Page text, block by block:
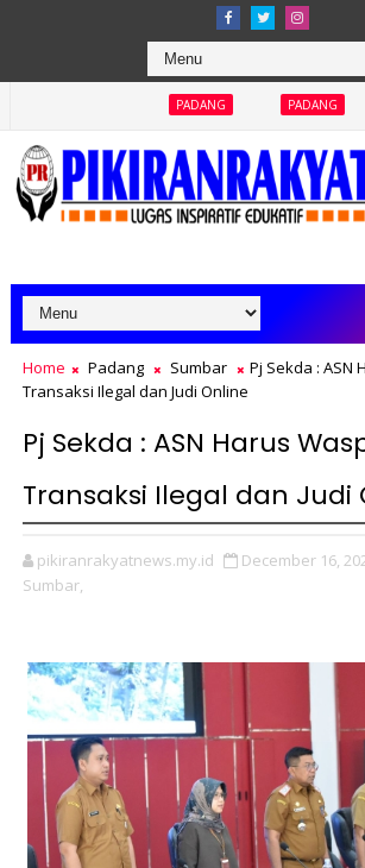
PADANG PADANG
Home Padang Sumbar
Pj Sekda : ASN
Transaksi Ilegal dan Judi Online
Pj Sekda : ASN Harus
Transaksi Ilegal dan Judi
pikiranrakyatnews.my.id December 16,
Sumbar,